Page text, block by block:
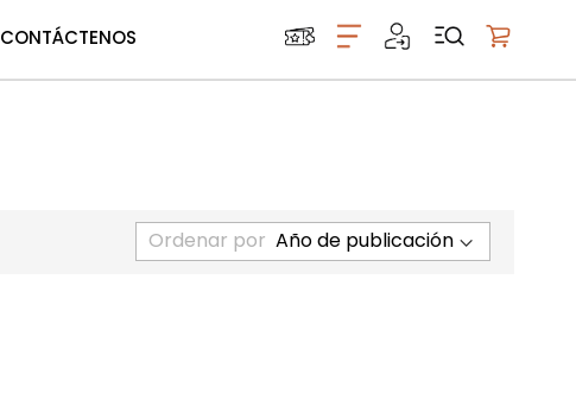
CONTÁCTENOS
Ordenar por